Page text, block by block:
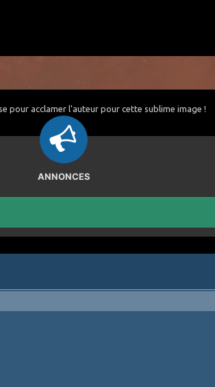
pour acclamer l'auteur pour cette sublime image !
ANNONCES